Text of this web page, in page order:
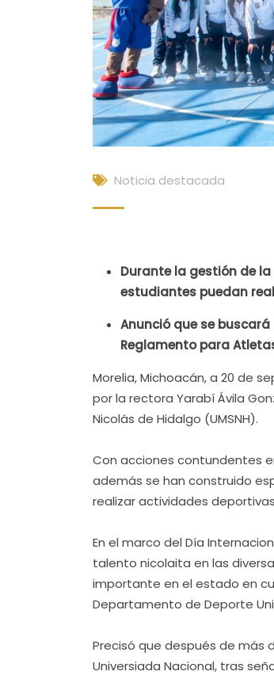
Noticia destacada
Durante la gestión de
estudiantes puedan
Anunció que se
Reglamento para
Morelia, Michoacán, a 20 de
por la rectora Yarabí Ávila
Nicolás de Hidalgo (UMSNH).
Con acciones contundentes
además se han construido
realizar actividades
En el marco del Día
talento nicolaita en las
importante en el estado en
Departamento de Deporte
Precisó que después de más
Universiada Nacional, tras